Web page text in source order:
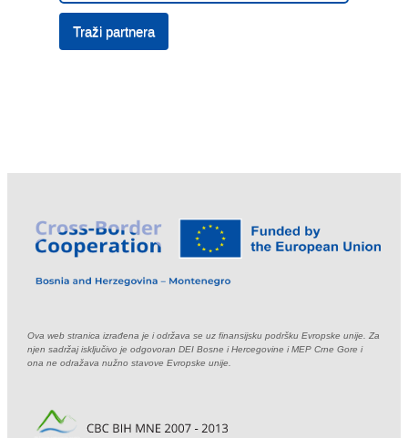
Traži partnera
Ova web stranica izrađena je i održava se uz finansijsku podršku Evropske unije. Za
njen sadržaj isključivo je odgovoran DEI Bosne i Hercegovine i MEP Crne Gore i
ona ne odražava nužno stavove Evropske unije.